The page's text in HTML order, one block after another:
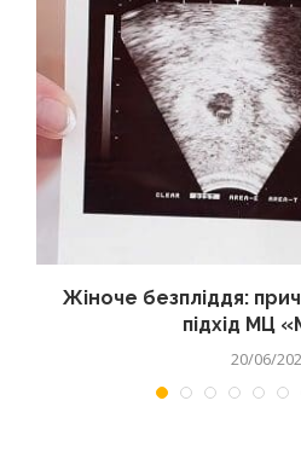
Жіноче безпліддя:
підхід МЦ
20/06/